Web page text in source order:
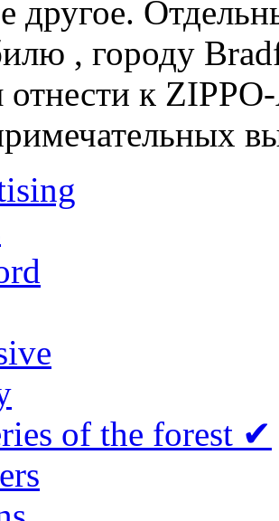
другое.
, городу
отнести к
of the forest ✔